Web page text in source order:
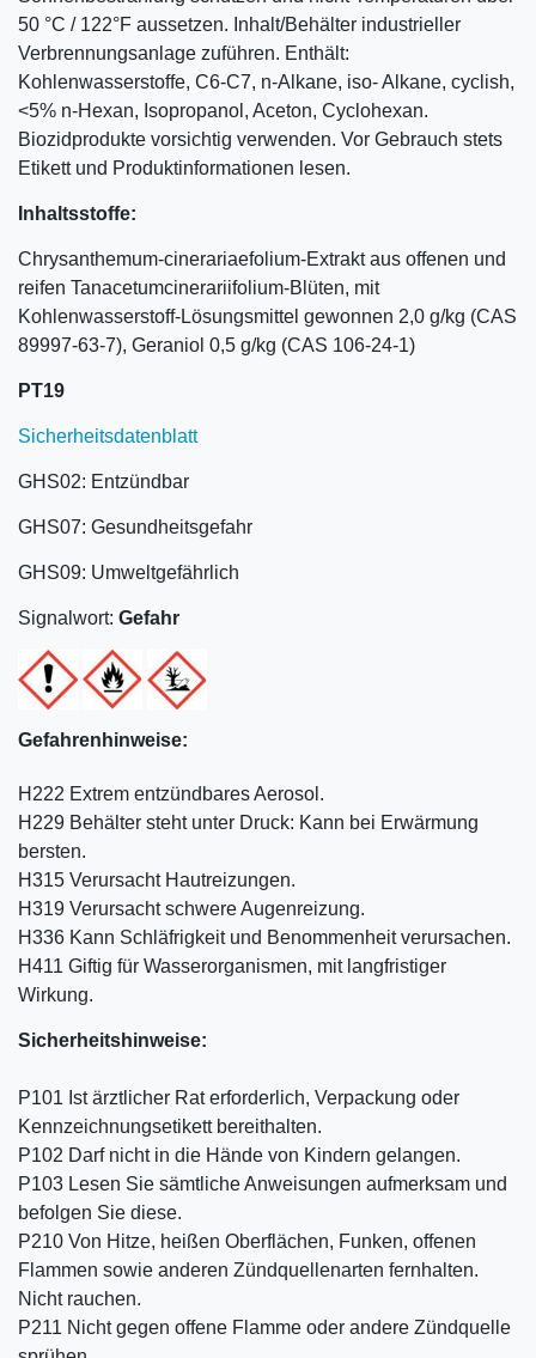
50 °C / 122°F aussetzen. Inhalt/Behälter industrieller
Verbrennungsanlage zuführen. Enthält:
Kohlenwasserstoffe, C6-C7, n-Alkane, iso- Alkane, cyclish,
<5% n-Hexan, Isopropanol, Aceton, Cyclohexan.
Biozidprodukte vorsichtig verwenden. Vor Gebrauch stets
Etikett und Produktinformationen lesen.
Inhaltsstoffe:
Chrysanthemum-cinerariaefolium-Extrakt aus offenen und
reifen Tanacetumcinerariifolium-Blüten, mit
Kohlenwasserstoff-Lösungsmittel gewonnen 2,0 g/kg (CAS
89997-63-7), Geraniol 0,5 g/kg (CAS 106-24-1)
PT19
Sicherheitsdatenblatt
GHS02: Entzündbar
GHS07: Gesundheitsgefahr
GHS09: Umweltgefährlich
Signalwort: Gefahr
Gefahrenhinweise:
H222 Extrem entzündbares Aerosol.
H229 Behälter steht unter Druck: Kann bei Erwärmung
bersten.
H315 Verursacht Hautreizungen.
H319 Verursacht schwere Augenreizung.
H336 Kann Schläfrigkeit und Benommenheit verursachen.
H411 Giftig für Wasserorganismen, mit langfristiger
Wirkung.
Sicherheitshinweise:
P101 Ist ärztlicher Rat erforderlich, Verpackung oder
Kennzeichnungsetikett bereithalten.
P102 Darf nicht in die Hände von Kindern gelangen.
P103 Lesen Sie sämtliche Anweisungen aufmerksam und
befolgen Sie diese.
P210 Von Hitze, heißen Oberflächen, Funken, offenen
Flammen sowie anderen Zündquellenarten fernhalten.
Nicht rauchen.
P211 Nicht gegen offene Flamme oder andere Zündquelle